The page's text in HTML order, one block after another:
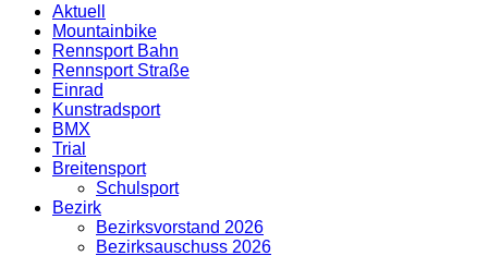
Aktuell
Mountainbike
Rennsport Bahn
Rennsport Straße
Einrad
Kunstradsport
BMX
Trial
Breitensport
Schulsport
Bezirk
Bezirksvorstand 2026
Bezirksauschuss 2026